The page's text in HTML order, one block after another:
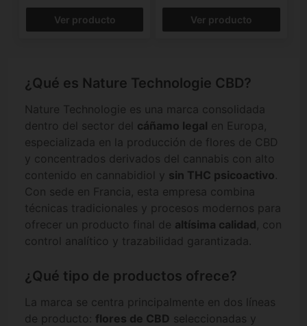
Ver producto Ver producto
¿Qué es Nature Technologie CBD?
Nature Technologie es una marca consolidada
dentro del sector del cáñamo legal en Europa,
especializada en la producción de flores de CBD
y concentrados derivados del cannabis con alto
contenido en cannabidiol y sin THC psicoactivo
Con sede en Francia, esta empresa combina
técnicas tradicionales y procesos modernos para
ofrecer un producto final de altísima calidad , con
control analítico y trazabilidad garantizada.
¿Qué tipo de productos ofrece?
La marca se centra principalmente en dos líneas
de producto: flores de CBD seleccionadas y